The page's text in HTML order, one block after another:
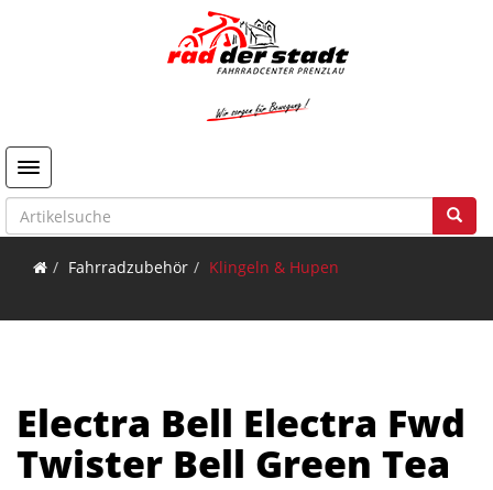
Toggle navigation
Fahrradzubehör Klingeln & Hupen
Electra Bell Electra Fwd
Twister Bell Green Tea